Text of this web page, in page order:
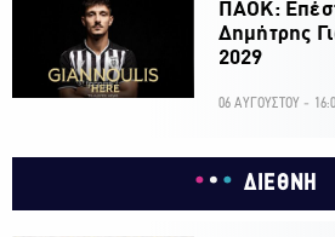
ΠΑΟΚ:
Δημήτρης
2029
06 ΑΥΓΟΥΣΤΟΥ -
ΔΙΕΘΝΗ